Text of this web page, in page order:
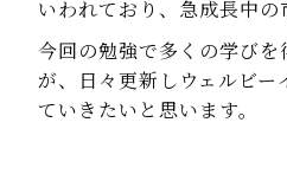
いわれており、急成長中の
今回の勉強で多くの学び
が、日々更新しウェルビ
ていきたいと思います。